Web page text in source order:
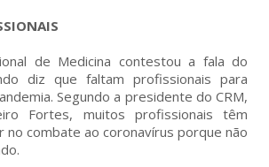
de Medicina contestou a fala do
diz que faltam profissionais para
Segundo a presidente do CRM,
Fortes, muitos profissionais têm
no combate ao coronavírus porque não